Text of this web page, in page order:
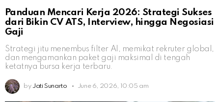
Panduan Mencari Kerja 2026: Strategi Sukses
dari Bikin CV ATS, Interview, hingga Negosiasi
Gaji
Strategi jitu menembus filter AI, memikat rekruter global,
dan mengamankan paket gaji maksimal di tengah
ketatnya bursa kerja terbaru.
by Jati Sunarto June 6, 2026, 10:05 am